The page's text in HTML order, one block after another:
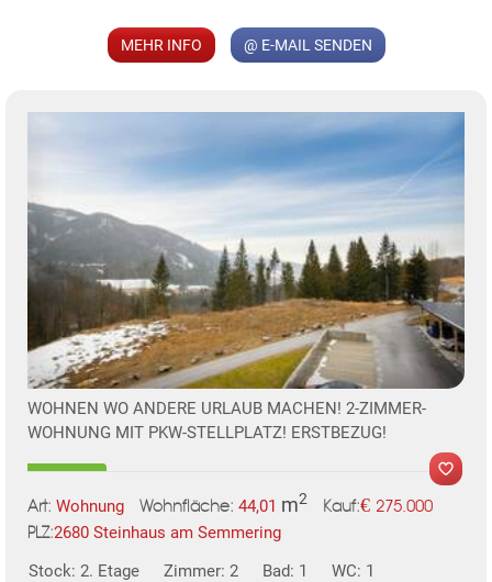
TE
KLIS
MEHR INFO @ E-MAIL SENDEN
WOHNEN WO ANDERE URLAUB MACHEN! 2-ZIMMER-
WOHNUNG MIT PKW-STELLPLATZ! ERSTBEZUG!
Art: Wohnung Wohnfläche: 44,01 m2 Kauf:€ 275.000
PLZ:2680 Steinhaus am Semmering
Stock: 2. Etage
Zimmer: 2 Bad: 1
WC: 1